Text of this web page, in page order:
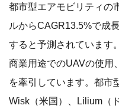
都市型エアモビリティの
ルからCAGR13.5%で成
すると予測されています
商業用途でのUAVの使用
を牽引しています。都市
Wisk（米国）、Lilium（